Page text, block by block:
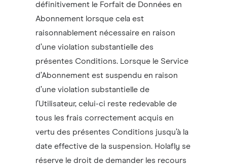
définitivement le Forfait de Données en
Abonnement lorsque cela est
raisonnablement nécessaire en raison
d’une violation substantielle des
présentes Conditions. Lorsque le Service
d’Abonnement est suspendu en raison
d’une violation substantielle de
l’Utilisateur, celui-ci reste redevable de
tous les frais correctement acquis en
vertu des présentes Conditions jusqu’à la
date effective de la suspension. Holafly se
réserve le droit de demander les recours